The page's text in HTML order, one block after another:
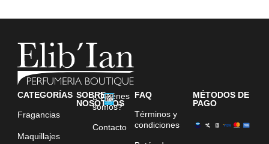
CATEGORÍAS
Fragancias
Maquillajes
SOBRE
NOSOTROS
¿Quiénes
somos?
Contacto
FAQ
Términos y
condiciones
MÉTODOS DE
PAGO